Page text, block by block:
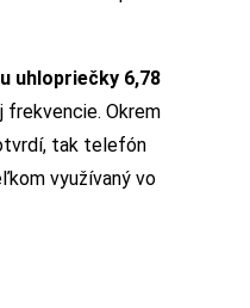
uhlopriečky 6,78
frekvencie. Okrem
tak telefón
využívaný vo